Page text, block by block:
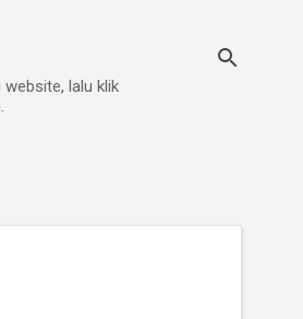
lalu klik